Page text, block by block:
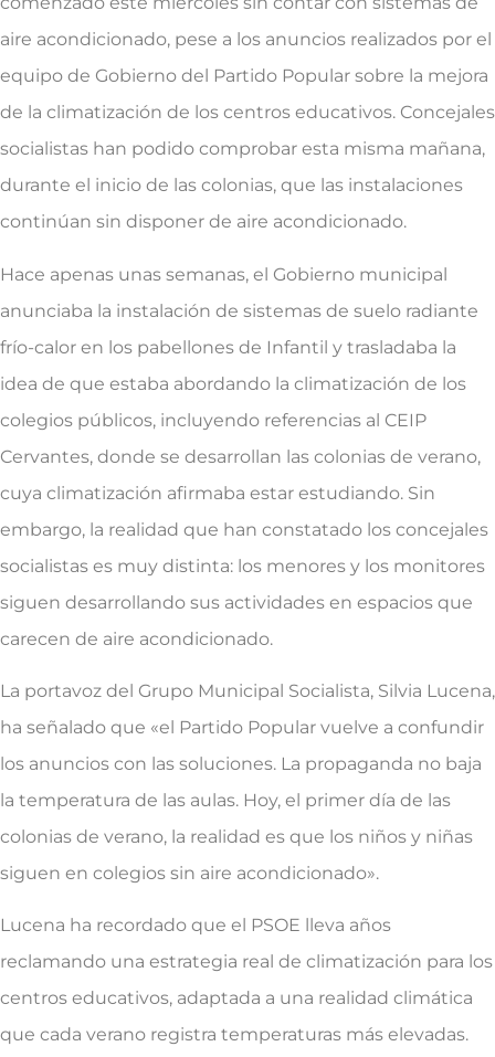
aire acondicionado, pese a los anuncios realizados por el
equipo de Gobierno del Partido Popular sobre la mejora
de la climatización de los centros educativos. Concejales
socialistas han podido comprobar esta misma mañana,
durante el inicio de las colonias, que las instalaciones
continúan sin disponer de aire acondicionado.
Hace apenas unas semanas, el Gobierno municipal
anunciaba la instalación de sistemas de suelo radiante
frío-calor en los pabellones de Infantil y trasladaba la
idea de que estaba abordando la climatización de los
colegios públicos, incluyendo referencias al CEIP
Cervantes, donde se desarrollan las colonias de verano,
cuya climatización afirmaba estar estudiando. Sin
embargo, la realidad que han constatado los concejales
socialistas es muy distinta: los menores y los monitores
siguen desarrollando sus actividades en espacios que
carecen de aire acondicionado.
La portavoz del Grupo Municipal Socialista, Silvia Lucena,
ha señalado que «el Partido Popular vuelve a confundir
los anuncios con las soluciones. La propaganda no baja
la temperatura de las aulas. Hoy, el primer día de las
colonias de verano, la realidad es que los niños y niñas
siguen en colegios sin aire acondicionado».
Lucena ha recordado que el PSOE lleva años
reclamando una estrategia real de climatización para los
centros educativos, adaptada a una realidad climática
que cada verano registra temperaturas más elevadas.